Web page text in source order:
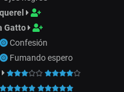
Gatto
Confesión
Fumando espero